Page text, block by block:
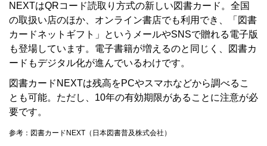
NEXTはQRコード読取り方式の新しい図書カード。全国
の取扱い店のほか、オンライン書店でも利用でき、「図書
カードネットギフト」というメールやSNSで贈れる電子版
も登場しています。電子書籍が増えるのと同じく、図書カ
ードもデジタル化が進んでいるわけです。
図書カードNEXTは残高をPCやスマホなどから調べるこ
とも可能。ただし、10年の有効期限があることに注意が必
要です。
参考：図書カードNEXT（日本図書普及株式会社）